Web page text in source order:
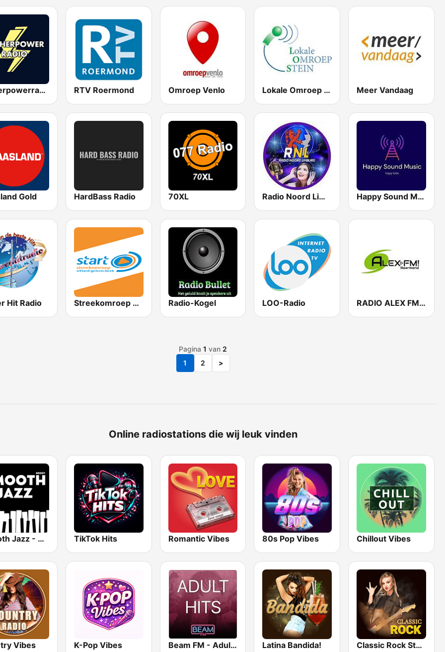
Higherpowerradio RTV Roermond Omroep Venlo Lokale Omroep Stein Meer Vandaag
Gold HardBass Radio 70XL Radio Noord Limburg Happy Sound Music Limburg
Hit Radio Streekomroep START Radio Radio-Kogel LOO-Radio RADIO ALEX FM ROERMOND
Pagina 1 van 2
1
2 >
Online radiostations die wij leuk vinden
Smooth Jazz - Groov TikTok Hits Romantic Vibes 80s Pop Vibes Chillout Vibes
Vibes K-Pop Vibes Beam FM - Adult Hits Latina Bandida! Classic Rock Station